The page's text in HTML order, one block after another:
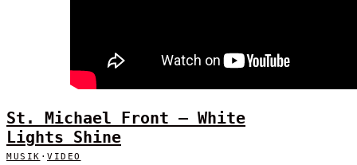
St. Michael Front – White
Lights Shine
MUSIK · VIDEO